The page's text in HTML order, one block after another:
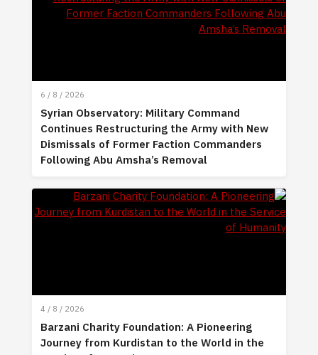
6 / 8 / 2026
Syrian Observatory: Military Command
Continues Restructuring the Army with New
Dismissals of Former Faction Commanders
Following Abu Amsha’s Removal
4 / 8 / 2026
Barzani Charity Foundation: A Pioneering
Journey from Kurdistan to the World in the